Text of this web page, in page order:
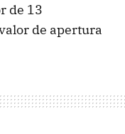
de 13
de apertura